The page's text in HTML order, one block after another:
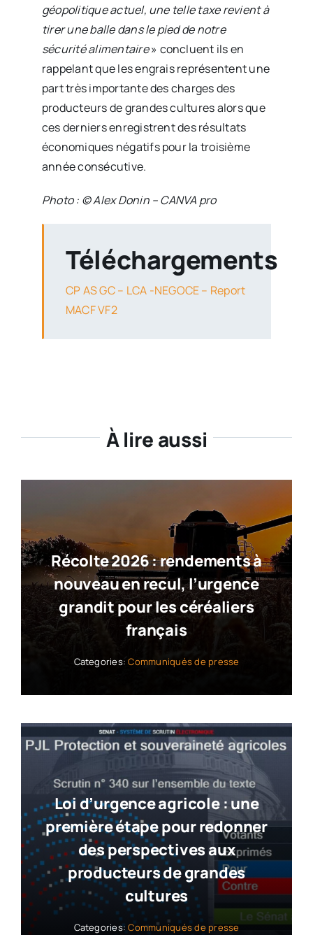
géopolitique actuel, une telle taxe revient à
tirer une balle dans le pied de notre
sécurité alimentaire» concluent ils en
rappelant que les engrais représentent une
part très importante des charges des
producteurs de grandes cultures alors que
ces derniers enregistrent des résultats
économiques négatifs pour la troisième
année consécutive.
Photo : © Alex Donin – CANVA pro
Téléchargements
CP AS GC – LCA -NEGOCE – Report
MACF VF2
À lire aussi
Récolte 2026 : rendements à
nouveau en recul, l’urgence
grandit pour les céréaliers
français
Categories:Communiqués de presse
Loi d’urgence agricole : une
première étape pour redonner
des perspectives aux
producteurs de grandes
cultures
Categories:Communiqués de presse